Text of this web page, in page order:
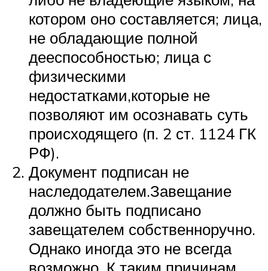
котором оно составляется; лица,
не обладающие полной
дееспособностью; лица с
физическими
недостатками,которые не
позволяют им осознавать суть
происходящего (п. 2 ст. 1124 ГК
РФ).
Документ подписан не
наследодателем.Завещание
должно быть подписано
завещателем собственноручно.
Однако иногда это не всегда